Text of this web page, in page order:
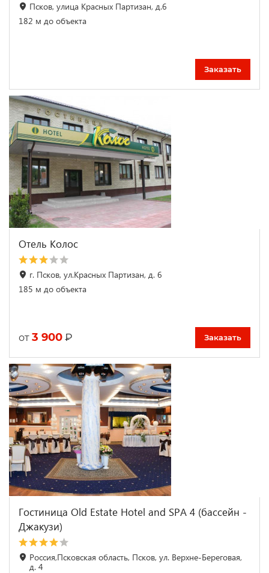
Псков, улица Красных Партизан, д.6
182 м до объекта
Заказать
Отель Колос
г. Псков, ул.Красных Партизан, д. 6
185 м до объекта
от 3 900 ₽ Заказать
Гостиница Old Estate Hotel and SPA 4 (бассейн -
Джакузи)
Россия,Псковская область, Псков, ул. Верхне-Береговая,
д. 4